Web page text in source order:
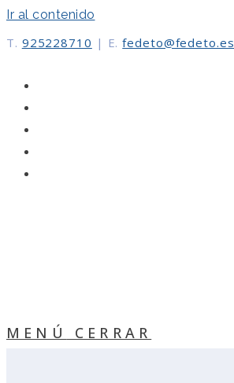
Ir al contenido
T. 925228710 | E. fedeto@fedeto.es
MENÚ CERRAR